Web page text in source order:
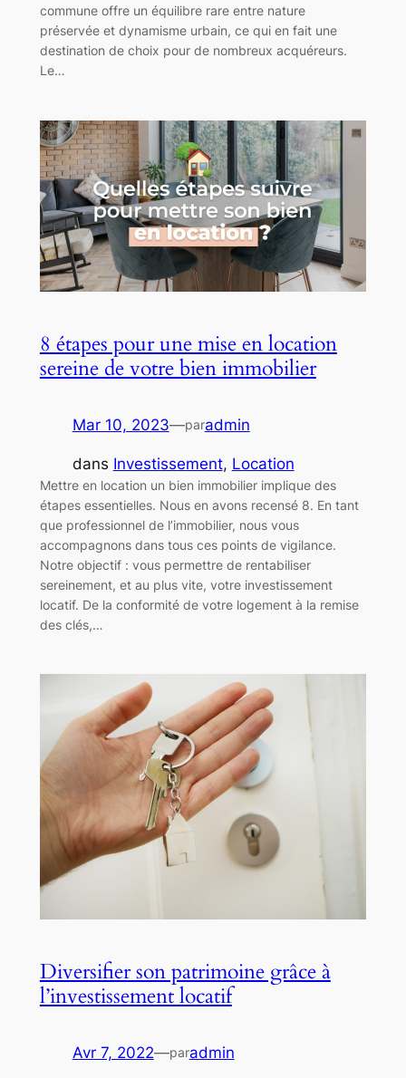
commune offre un équilibre rare entre nature
préservée et dynamisme urbain, ce qui en fait une
destination de choix pour de nombreux acquéreurs.
Le…
8 étapes pour une mise en location
sereine de votre bien immobilier
Mar 10, 2023—paradmin
dans Investissement, Location
Mettre en location un bien immobilier implique des
étapes essentielles. Nous en avons recensé 8. En tant
que professionnel de l’immobilier, nous vous
accompagnons dans tous ces points de vigilance.
Notre objectif : vous permettre de rentabiliser
sereinement, et au plus vite, votre investissement
locatif. De la conformité de votre logement à la remise
des clés,…
Diversifier son patrimoine grâce à
l’investissement locatif
Avr 7, 2022—paradmin